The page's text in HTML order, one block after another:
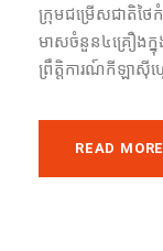
ក្រុមជម្រើសជាតិ​ថៃ​
មាស​ចំនួន​៤​គ្រឿង​ក្
ព្រឹត្តិការណ៍​កីឡា​ស៊ី
READ MORE